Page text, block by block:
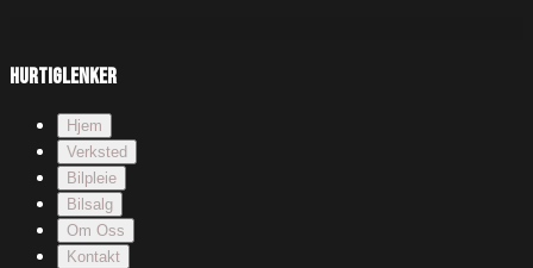
Hurtiglenker
Hjem
Verksted
Bilpleie
Bilsalg
Om Oss
Kontakt